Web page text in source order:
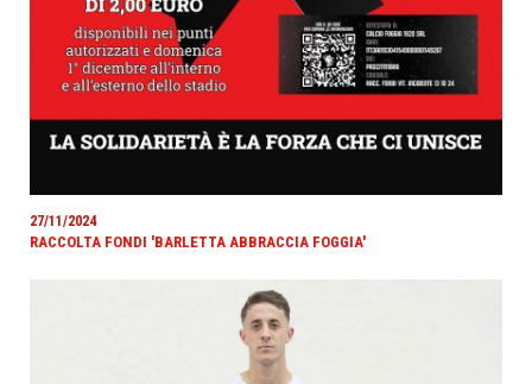
27/11/2024
RACCOLTA FONDI 'BARLETTA ABBRACCIA FOGGIA'